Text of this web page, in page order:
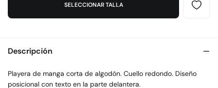
SELECCIONAR TALLA
Descripción
Playera de manga corta de algodón. Cuello redondo. Diseño
posicional con texto en la parte delantera.